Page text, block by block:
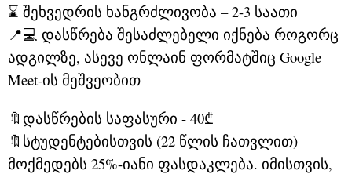
⌛ შეხვედრის ხანგრძლივობა – 2-3 საათი
📍💻 დასწრება შესაძლებელი იქნება როგორც
ადგილზე, ასევე ონლაინ ფორმატშიც Google
Meet-ის მეშვეობით
🔖დასწრების საფასური - 40₾
🔖სტუდენტებისთვის (22 წლის ჩათვლით)
მოქმედებს 25%-იანი ფასდაკლება. იმისთვის,